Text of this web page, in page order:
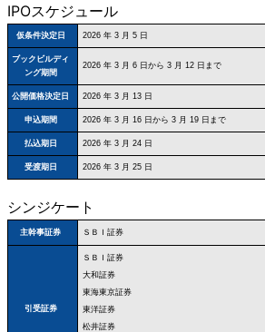
IPOスケジュール
仮条件決定日 2026 年 3 月 5 日
ブックビルディ
ング期間
2026 年 3 月 6 日から 3 月 12 日まで
公開価格決定日 2026 年 3 月 13 日
申込期間 2026 年 3 月 16 日から 3 月 19 日まで
払込期日 2026 年 3 月 24 日
受渡期日 2026 年 3 月 25 日
シンジケート
主幹事証券 ＳＢＩ証券
引受証券
ＳＢＩ証券
大和証券
東海東京証券
東洋証券
松井証券